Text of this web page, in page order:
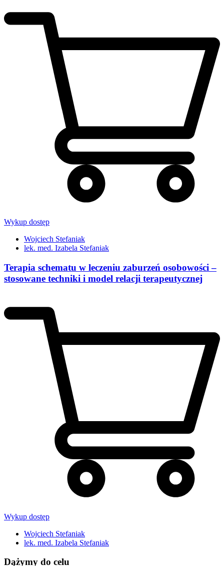
Wykup dostęp
Wojciech Stefaniak
lek. med. Izabela Stefaniak
Terapia schematu w leczeniu zaburzeń osobowości –
stosowane techniki i model relacji terapeutycznej
Wykup dostęp
Wojciech Stefaniak
lek. med. Izabela Stefaniak
Dążymy do celu